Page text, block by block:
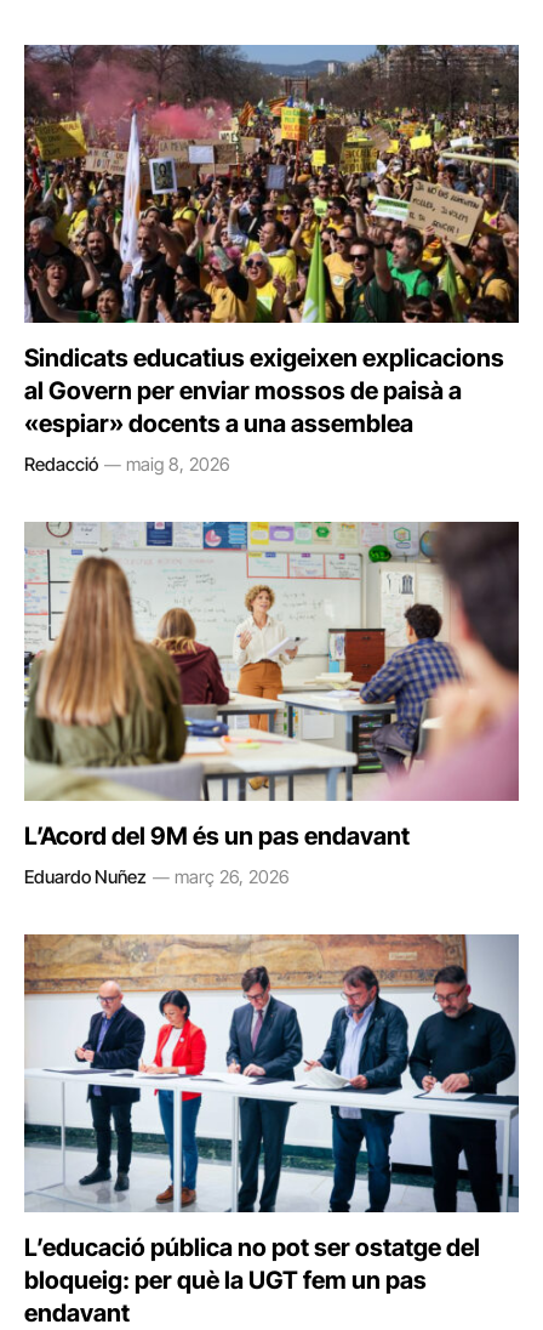
Sindicats educatius exigeixen explicacions
al Govern per enviar mossos de paisà a
«espiar» docents a una assemblea
Redacció maig 8, 2026
L’Acord del 9M és un pas endavant
Eduardo Nuñez març 26, 2026
L’educació pública no pot ser ostatge del
bloqueig: per què la UGT fem un pas
endavant